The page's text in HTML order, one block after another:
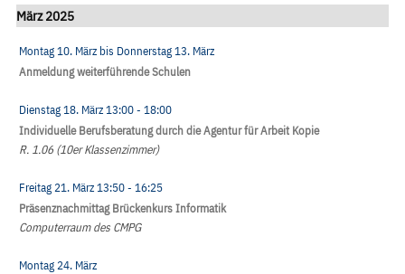
März 2025
Montag 10. März bis Donnerstag 13. März
Anmeldung weiterführende Schulen
Dienstag 18. März13:00- 18:00
Individuelle Berufsberatung durch die Agentur für Arbeit Kopie
R. 1.06 (10er Klassenzimmer)
Freitag 21. März13:50- 16:25
Präsenznachmittag Brückenkurs Informatik
Computerraum des CMPG
Montag 24. März